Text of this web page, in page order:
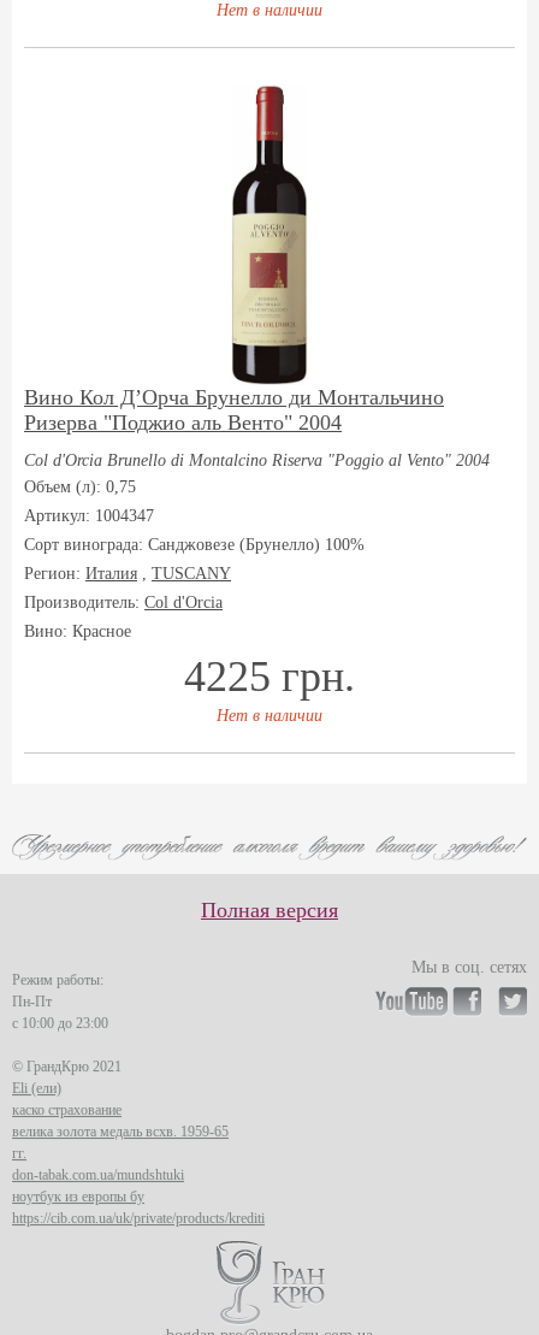
Нет в наличии
Вино Кол Д’Орча Брунелло ди Монтальчино
Ризерва "Поджио аль Венто" 2004
Col d'Orcia Brunello di Montalcino Riserva "Poggio al Vento" 2004
Объем (л): 0,75
Артикул: 1004347
Сорт винограда: Санджовезе (Брунелло) 100%
Регион: Италия , TUSCANY
Производитель: Col d'Orcia
Вино: Красное
4225 грн.
Нет в наличии
Полная версия
Режим работы:
Пн-Пт
с 10:00 до 23:00
© ГрандКрю 2021
Eli (ели)
каско страхование
велика золота медаль всхв. 1959-65
гг.
don-tabak.com.ua/mundshtuki
ноутбук из европы бу
https://cib.com.ua/uk/private/products/krediti
Мы в соц. сетях